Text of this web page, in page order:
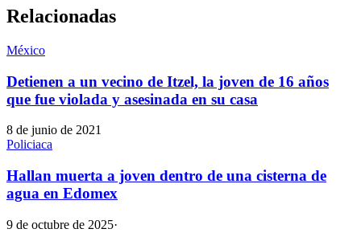
Relacionadas
México
Detienen a un vecino de Itzel, la joven de 16 años
que fue violada y asesinada en su casa
8 de junio de 2021
Policiaca
Hallan muerta a joven dentro de una cisterna de
agua en Edomex
9 de octubre de 2025·